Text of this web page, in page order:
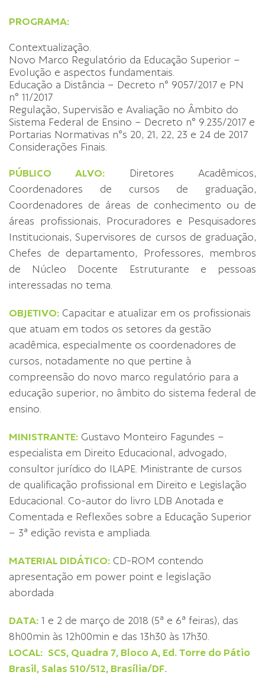
PROGRAMA:
Contextualização.
Novo Marco Regulatório da Educação Superior –
Evolução e aspectos fundamentais.
Educação a Distância – Decreto n° 9057/2017 e PN
n° 11/2017
Regulação, Supervisão e Avaliação no Âmbito do
Sistema Federal de Ensino – Decreto n° 9.235/2017 e
Portarias Normativas n°s 20, 21, 22, 23 e 24 de 2017
Considerações Finais.
PÚBLICO ALVO: Diretores Acadêmicos,
Coordenadores de cursos de graduação,
Coordenadores de áreas de conhecimento ou de
áreas profissionais, Procuradores e Pesquisadores
Institucionais, Supervisores de cursos de graduação,
Chefes de departamento, Professores, membros
de Núcleo Docente Estruturante e pessoas
interessadas no tema.
OBJETIVO: Capacitar e atualizar em os profissionais
que atuam em todos os setores da gestão
acadêmica, especialmente os coordenadores de
cursos, notadamente no que pertine à
compreensão do novo marco regulatório para a
educação superior, no âmbito do sistema federal de
ensino.
MINISTRANTE: Gustavo Monteiro Fagundes –
especialista em Direito Educacional, advogado,
consultor jurídico do ILAPE. Ministrante de cursos
de qualificação profissional em Direito e Legislação
Educacional. Co-autor do livro LDB Anotada e
Comentada e Reflexões sobre a Educação Superior
– 3ª edição revista e ampliada.
MATERIAL DIDÁTICO: CD-ROM contendo
apresentação em power point e legislação
abordada
DATA: 1 e 2 de março de 2018 (5ª e 6ª feiras), das
8h00min às 12h00min e das 13h30 às 17h30.
LOCAL: SCS, Quadra 7, Bloco A, Ed. Torre do Pátio
Brasil, Salas 510/512, Brasília/DF.